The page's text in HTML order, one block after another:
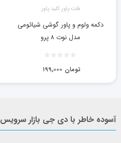
فلت پاور کلید پاور
دکمه ولوم و پاور گوشی شیائومی
مدل نوت ۸ پرو
۱۹۹,۰۰۰ تومان
آسوده خاطر با دی جی بازار سرویس